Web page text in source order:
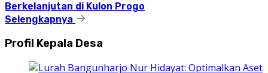
Berkelanjutan di Kulon Progo
Selengkapnya
Profil Kepala Desa